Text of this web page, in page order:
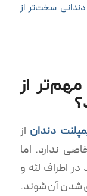
دندانی سخت‌تر از
از
دندان از
ندارد. اما
اطراف لثه و
شدن آن شوند.